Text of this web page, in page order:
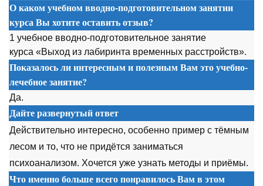
О каком учебном вводно-подготовительном занятии
курса Вы хотите оставить отзыв?
1 учебное вводно-подготовительное занятие
курса «Выход из лабиринта временных расстройств».
Показалось ли интересным и полезным Вам это учебно-
лечебное занятие?
Да.
Дайте развернутый ответ
Действительно интересно, особенно пример с тёмным
лесом и то, что не придётся заниматься
психоанализом. Хочется уже узнать методы и приёмы.
Что именно больше всего понравилось Вам в этом